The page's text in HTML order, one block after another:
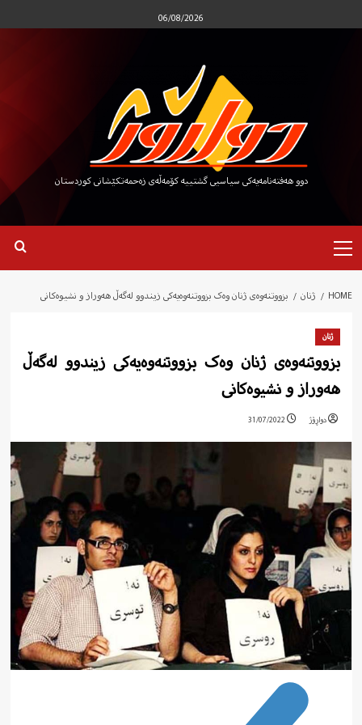
to
06/08/2026
دوو هەفتەنامەیەکی سیاسیی گشتییە کۆمەڵەی زەحمەتکێشانی کوردستان
Menu
HOME ژنان بزووتنەوەی ژنان وەک بزووتنەوەیەکی زیندوو لەگەڵ هەوراز و نشیوەکانی
ژنان
بزووتنەوەی ژنان وەک بزووتنەوەیەکی زیندوو لەگەڵ
هەوراز و نشیوەکانی
دواڕۆژ 31/07/2022